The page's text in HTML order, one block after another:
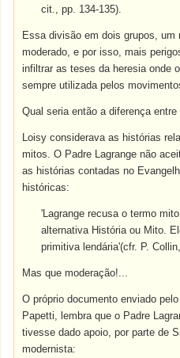
cit., pp. 134-135).
Essa divisão em dois grupos, um
moderado, e por isso, mais
infiltrar as teses da heresia onde
sempre utilizada pelos
Qual seria então a diferença
Loisy considerava as histórias
mitos. O Padre Lagrange não
as histórias contadas no
históricas:
'Lagrange recusa o termo
alternativa História ou Mito.
primitiva lendária'(cfr. P.
Mas que moderação!...
O próprio documento enviado
Papetti, lembra que o Padre
tivesse dado apoio, por parte de
modernista: